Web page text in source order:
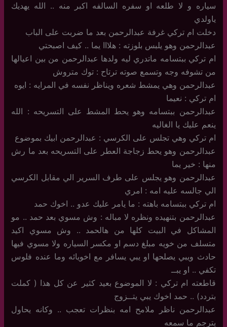
سياره و لا طلعه او سفره السالفه اكبر منه .. الله يهديك
ياولدي
دخلت ام تركي غرفة عبدالرحمن بعد ما ضربت على الباب
عبدالرحمن وهو يلبس بلوزته : هلااا يما .. كيف اصبحتي
ام تركي ببتسامه ماتدري ليه ولدها عبدالرحمن من بين اعيالها
من تشوفه وجه وتسمع صوته ترتاح : توك متروش
عبدالرحمن وهي يمشط شعره ويناظر نفسه في المرايه : ايوه
ام تركي : نعيما
عبدالرحمن ببتسامه وهو يحط المشط على التسريحه : الله
ينعم عليك يا الغاليه
ام تركي وهي تجلس على الكرسي : عبدالرحمن ابيك بموضوع
عبدالرحمن وهو يحط زجاجة العطر على التسريحه بعد ما رش
منها : خير يما
عبدالرحمن وهو يجلس على طرف السرير الي مقابل الكرسي
الي جالسه عليه امه : امري
ام تركي ببتسامه باهته : ما يامر عليك عدو .. اخوك حمد
عبدالرحمن بتنهيده ونظره لا مباله : وش مسوي بعد حمد .. مو
المشاكل في البيت كلها من هالحمد .. وش مسوي اكيد
متسلف من خويه مبلغ دسم او مكسر السياره ولا مسوي فيها
حادث ويبي يصلحها او يبي يسافر مع اخويائه وما عنده فلوس
تكفي .. او يبــ
قاطعته ام تركي : لا الموضوع بعيد كثير عن كل هذا ( كملت
بتردد) .. حمد اخوك يبي يتــزوج
عبدالرحمن ناظر ملامح امه بنظرات تعجب .. وكانه يحاول
يترجم ما سمعه